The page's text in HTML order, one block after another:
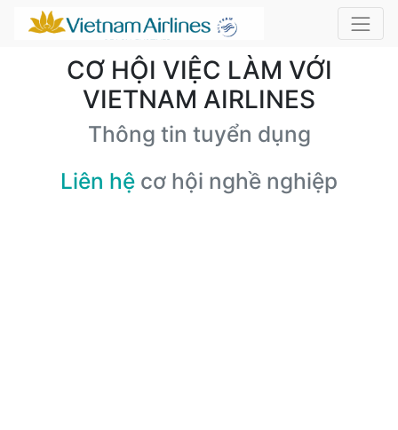
CƠ HỘI VIỆC LÀM VỚI
VIETNAM AIRLINES
Thông tin tuyển dụng
Liên hệ cơ hội nghề nghiệp